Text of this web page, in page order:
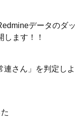
データのダッ
します！！
連さん」を判定しよ